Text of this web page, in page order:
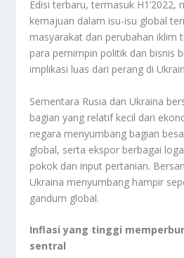
Edisi terbaru, termasuk H1’2022,
kemajuan dalam isu-isu global
masyarakat dan perubahan iklim
para pemimpin politik dan bisnis
implikasi luas dari perang di
Sementara Rusia dan Ukraina
bagian yang relatif kecil dari
negara menyumbang bagian
global, serta ekspor berbagai
pokok dan input pertanian.
Ukraina menyumbang hampir
gandum global.
Inflasi yang tinggi
sentral